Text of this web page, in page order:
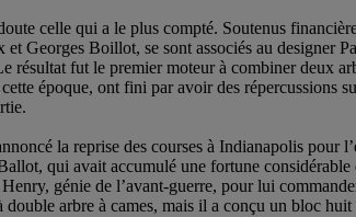
celle qui a le plus compté. Soutenus
Georges Boillot, se sont associés au designer
fut le premier moteur à combiner deux
époque, ont fini par avoir des répercussions
la reprise des courses à Indianapolis pour
qui avait accumulé une fortune
génie de l’avant-guerre, pour lui
arbre à cames, mais il a conçu un bloc